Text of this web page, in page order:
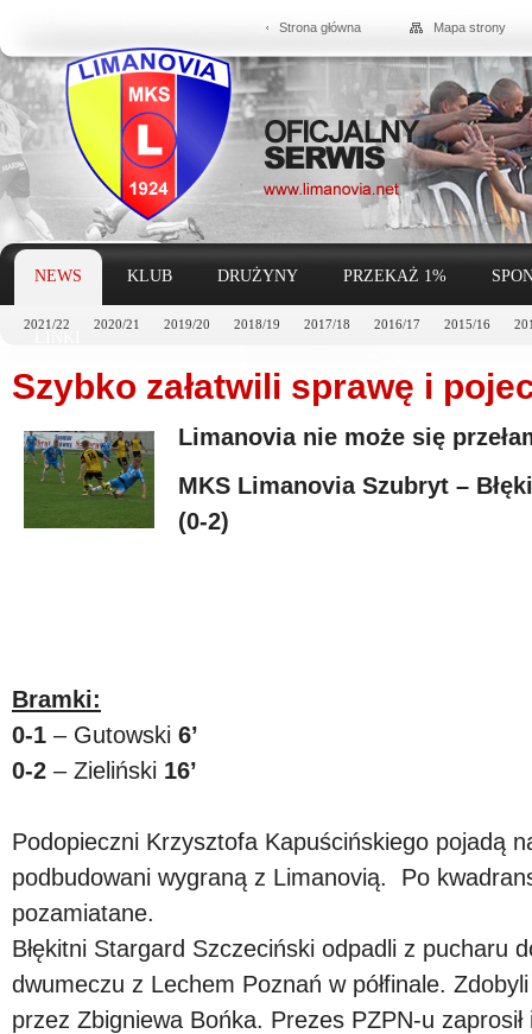
Strona główna Mapa strony
NEWS
2021/22 2020/21 2019/20 2018/19 2017/18 2016/17 2015/16
KLUB DRUŻYNY PRZEKAŻ 1%
Szybko załatwili sprawę i
Limanovia nie może się
MKS Limanovia Szubryt –
(0-2)
Bramki:
0-1 – Gutowski 6’
0-2 – Zieliński 16’
Podopieczni Krzysztofa Kapuścińskiego pojadą
podbudowani wygraną z Limanovią. Po
pozamiatane.
Błękitni Stargard Szczeciński odpadli z pucharu
dwumeczu z Lechem Poznań w półfinale.
przez Zbigniewa Bońka. Prezes PZPN-u